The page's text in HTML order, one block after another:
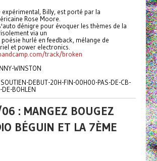
expérimental, Billy, est porté par la
Rose Moore.
dénigre pour évoquer les thèmes de la
via un
hurlé en feedback, mélange de
et power electronics.
track/broken
WINSTON
DEBUT-20H-FIN-00H00-PAS-DE-CB-
BOHLEN
: MANGEZ BOUGEZ
BÉGUIN ET LA 7ÈME